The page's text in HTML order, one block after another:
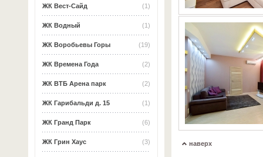
(1)
ЖК Вест-Сайд
(1)
ЖК Водный
(19)
ЖК Воробьевы Горы
(2)
ЖК Времена Года
(2)
ЖК ВТБ Арена парк
(1)
ЖК Гарибальди д. 15
(6)
ЖК Гранд Парк
(3)
ЖК Грин Хаус наверх